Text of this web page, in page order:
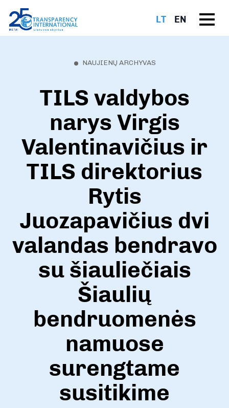
LT EN
NAUJIENŲ ARCHYVAS
TILS valdybos
narys Virgis
Valentinavičius ir
TILS direktorius
Rytis
Juozapavičius dvi
valandas bendravo
su šiauliečiais
Šiaulių
bendruomenės
namuose
surengtame
susitikime